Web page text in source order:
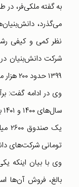
به گفته ملکی‌فر،
می‌گذرد،
شرکت دانش‌بنیان
۱۳۹۹ حدود ۲۰۰ هزار میلیارد تومان بوده است.
وی در ادامه گفت:
سال‌های ۱۴۰۰ و ۱۴۰۱ به ترتیب ۳۰۰ و ۴۳۰ هزار میلیارد تومان است.
تومانی شرکت‌های
وی با بیان اینکه